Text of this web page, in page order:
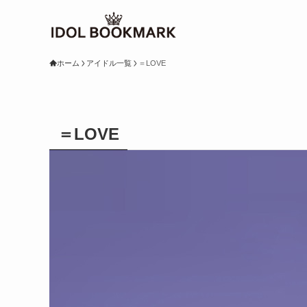
ホーム アイドル一覧 ＝LOVE
＝LOVE